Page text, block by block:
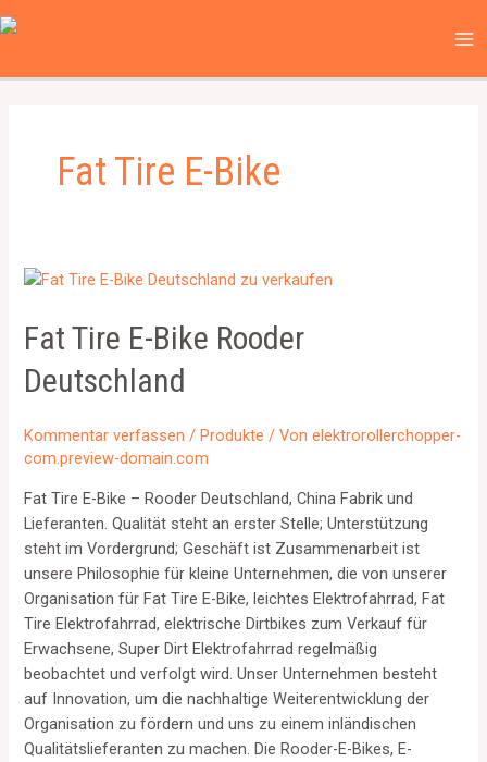
Inhalt
Fat Tire E-Bike
Fat Tire E-Bike Rooder
Deutschland
Kommentar verfassen /Produkte / Vonelektrorollerchopper-
com.preview-domain.com
Fat Tire E-Bike – Rooder Deutschland, China Fabrik und
Lieferanten. Qualität steht an erster Stelle; Unterstützung
steht im Vordergrund; Geschäft ist Zusammenarbeit ist
unsere Philosophie für kleine Unternehmen, die von unserer
Organisation für Fat Tire E-Bike, leichtes Elektrofahrrad, Fat
Tire Elektrofahrrad, elektrische Dirtbikes zum Verkauf für
Erwachsene, Super Dirt Elektrofahrrad regelmäßig
beobachtet und verfolgt wird. Unser Unternehmen besteht
auf Innovation, um die nachhaltige Weiterentwicklung der
Organisation zu fördern und uns zu einem inländischen
Qualitätslieferanten zu machen. Die Rooder-E-Bikes, E-